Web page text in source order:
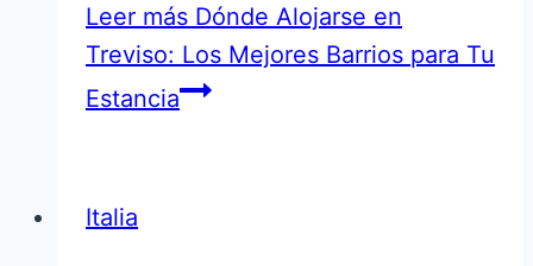
Leer más Dónde Alojarse en
Treviso: Los Mejores Barrios para Tu
Estancia
Italia